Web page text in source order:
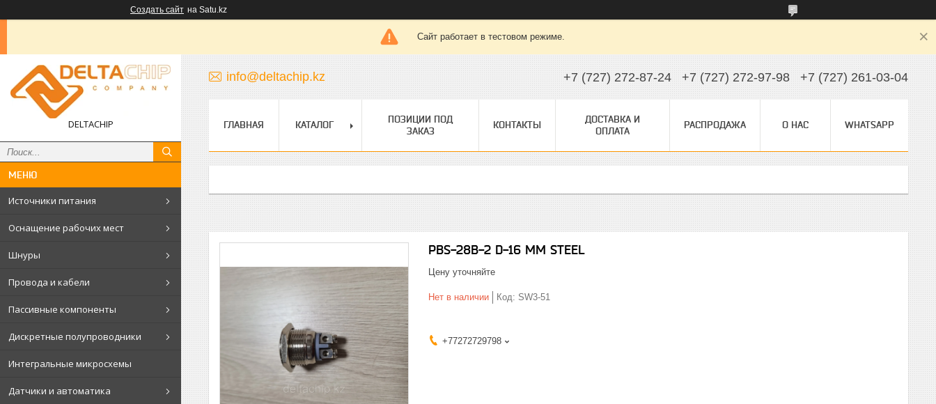
Создать сайт на Satu.kz
Сайт работает в тестовом режиме.
DELTACHIP
Источники питания
Оснащение рабочих мест
Шнуры
Провода и кабели
Пассивные компоненты
Дискретные полупроводники
Интегральные микросхемы
Датчики и автоматика
info@deltachip.kz +7 (727) 272-87-24 +7 (727) 272-97-98 +7 (727) 261-03-04
ГЛАВНАЯ КАТАЛОГ
ПОЗИЦИИ ПОД
ЗАКАЗ
КОНТАКТЫ
ДОСТАВКА И
ОПЛАТА
РАСПРОДАЖА О НАС WHATSAPP
PBS-28B-2 D-16 MM STEEL
Цену уточняйте
Нет в наличии Код: SW3-51
+77272729798